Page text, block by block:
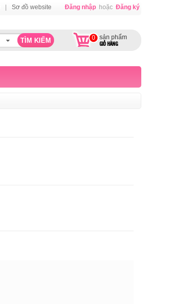
Sơ đồ website Đăng nhập hoặc Đăng ký
0 sản phẩm
GIỎ HÀNG